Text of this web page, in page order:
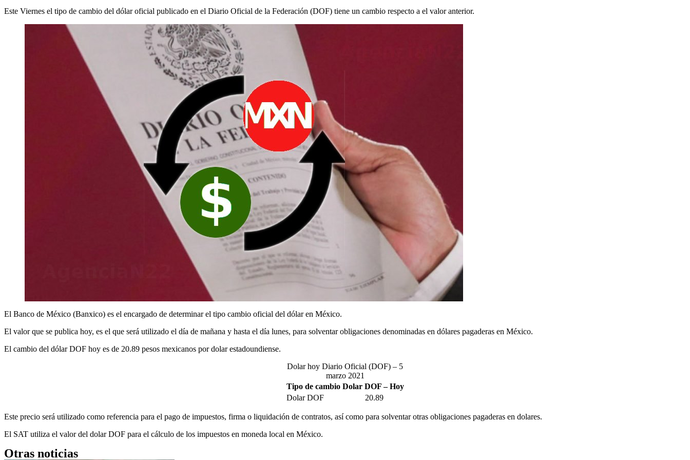
Este Viernes el tipo de cambio del dólar oficial publicado en el Diario Oficial de la Federación (DOF) tiene un cambio respecto a el valor anterior.
El Banco de México (Banxico) es el encargado de determinar el tipo cambio oficial del dólar en México.
El valor que se publica hoy, es el que será utilizado el día de mañana y hasta el día lunes, para solventar obligaciones denominadas en dólares pagaderas en México.
El cambio del dólar DOF hoy es de 20.89 pesos mexicanos por dolar estadoundiense.
Dolar hoy Diario Oficial (DOF) – 5
marzo 2021
Tipo de cambio Dolar DOF – Hoy
Dolar DOF
20.89
Este precio será utilizado como referencia para el pago de impuestos, firma o liquidación de contratos, así como para solventar otras obligaciones pagaderas en dolares.
El SAT utiliza el valor del dolar DOF para el cálculo de los impuestos en moneda local en México.
Otras noticias